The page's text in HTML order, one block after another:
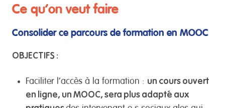
Ce qu’on veut faire
Consolider ce parcours de formation en MOOC
OBJECTIFS :
Faciliter l’accès à la formation : un cours ouvert
en ligne, un MOOC, sera plus adapté aux